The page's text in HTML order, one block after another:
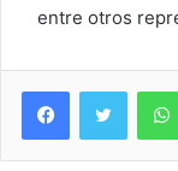
entre otros